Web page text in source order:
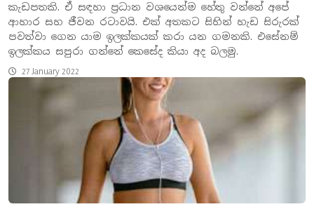
කැඩපතකි. ඒ සඳහා ප්‍රධාන වශයෙන්ම හේතු වන්නේ අපේ
ආහාර සහ ජීවන රටාවයි. එක් අතකට සිහින් හැඩ සිරුරක්
පවත්වා ගෙන යාම ඉලක්කයක් කරා යන ගමනකි. එසේනම්
ඉලක්කය සපුරා ගන්නේ කෙසේද කියා අද බලමු.
27 January 2022